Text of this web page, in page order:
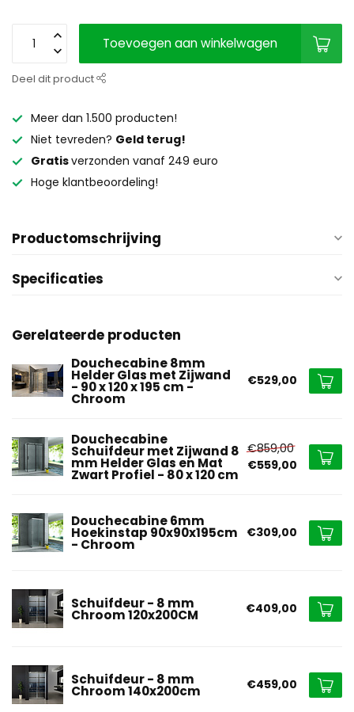
Toevoegen aan winkelwagen
Deel dit product
Meer dan 1.500 producten!
Niet tevreden? Geld terug!
Gratisverzonden vanaf 249 euro
Hoge klantbeoordeling!
Productomschrijving
Specificaties
Gerelateerde producten
Douchecabine 8mm
Helder Glas met Zijwand
- 90 x 120 x 195 cm -
Chroom
€529,00
Douchecabine
Schuifdeur met Zijwand 8
mm Helder Glas en Mat
Zwart Profiel - 80 x 120 cm
€859,00
€559,00
Douchecabine 6mm
Hoekinstap 90x90x195cm
- Chroom
€309,00
Schuifdeur - 8 mm
Chroom 120x200CM €409,00
Schuifdeur - 8 mm
Chroom 140x200cm €459,00